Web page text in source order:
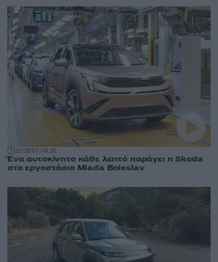
10:2807.08.26
Ένα αυτοκίνητο κάθε λεπτό παράγει η Skoda
στο εργοστάσιο Mlada Boleslav